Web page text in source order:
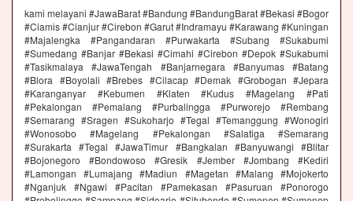
kami melayani #JawaBarat #Bandung #BandungBarat #Bekasi #Bogor
#Ciamis #Cianjur #Cirebon #Garut #Indramayu #Karawang #Kuningan
#Majalengka #Pangandaran #Purwakarta #Subang #Sukabumi
#Sumedang #Banjar #Bekasi #Cimahi #Cirebon #Depok #Sukabumi
#Tasikmalaya #JawaTengah #Banjarnegara #Banyumas #Batang
#Blora #Boyolali #Brebes #Cilacap #Demak #Grobogan #Jepara
#Karanganyar #Kebumen #Klaten #Kudus #Magelang #Pati
#Pekalongan #Pemalang #Purbalingga #Purworejo #Rembang
#Semarang #Sragen #Sukoharjo #Tegal #Temanggung #Wonogiri
#Wonosobo #Magelang #Pekalongan #Salatiga #Semarang
#Surakarta #Tegal #JawaTimur #Bangkalan #Banyuwangi #Blitar
#Bojonegoro #Bondowoso #Gresik #Jember #Jombang #Kediri
#Lamongan #Lumajang #Madiun #Magetan #Malang #Mojokerto
#Nganjuk #Ngawi #Pacitan #Pamekasan #Pasuruan #Ponorogo